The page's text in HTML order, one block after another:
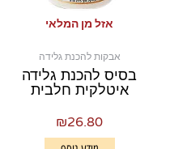
אזל מן המלאי
אבקות להכנת גלידה
בסיס להכנת גלידה
איטלקית חלבית
₪26.80